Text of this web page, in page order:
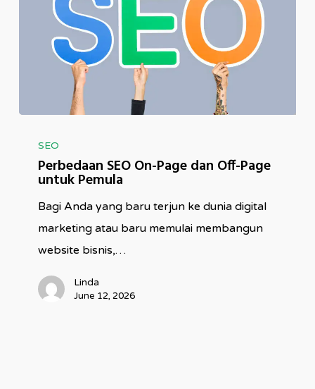
SEO
On-
Off-
Page
untuk
Pemula
SEO
Perbedaan SEO On-Page dan Off-Page
untuk Pemula
Bagi Anda yang baru terjun ke dunia digital
marketing atau baru memulai membangun
website bisnis,…
Linda
June 12, 2026